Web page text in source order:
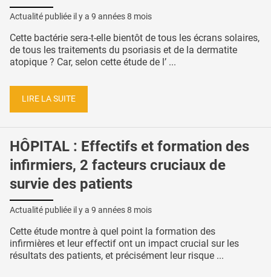
Actualité publiée il y a 9 années 8 mois
Cette bactérie sera-t-elle bientôt de tous les écrans solaires,
de tous les traitements du psoriasis et de la dermatite
atopique ? Car, selon cette étude de l’ ...
LIRE LA SUITE
HÔPITAL : Effectifs et formation des
infirmiers, 2 facteurs cruciaux de
survie des patients
Actualité publiée il y a 9 années 8 mois
Cette étude montre à quel point la formation des
infirmières et leur effectif ont un impact crucial sur les
résultats des patients, et précisément leur risque ...